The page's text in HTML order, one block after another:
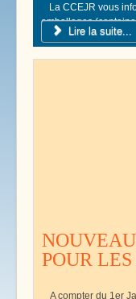
La CCEJR vous
emballages
le samedi 10
poubelles jaunes
Lire la suite...
POUR
A compter du 1er